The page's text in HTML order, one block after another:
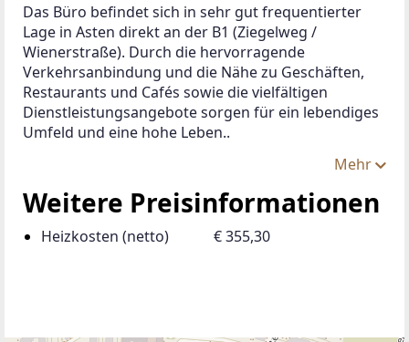
Das Büro befindet sich in sehr gut frequentierter
Lage in Asten direkt an der B1 (Ziegelweg /
Wienerstraße). Durch die hervorragende
Verkehrsanbindung und die Nähe zu Geschäften,
Restaurants und Cafés sowie die vielfältigen
Dienstleistungsangebote sorgen für ein lebendiges
Umfeld und eine hohe Leben..
Mehr
Weitere Preisinformationen
Heizkosten (netto) € 355,30